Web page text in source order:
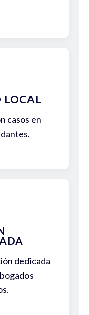
LOCAL
casos en
dedicada